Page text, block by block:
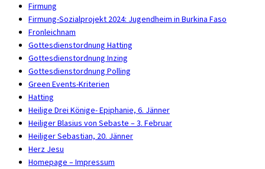
Firmung
Firmung-Sozialprojekt 2024: Jugendheim in Burkina Faso
Fronleichnam
Gottesdienstordnung Hatting
Gottesdienstordnung Inzing
Gottesdienstordnung Polling
Green Events-Kriterien
Hatting
Heilige Drei Könige- Epiphanie, 6. Jänner
Heiliger Blasius von Sebaste – 3. Februar
Heiliger Sebastian, 20. Jänner
Herz Jesu
Homepage – Impressum